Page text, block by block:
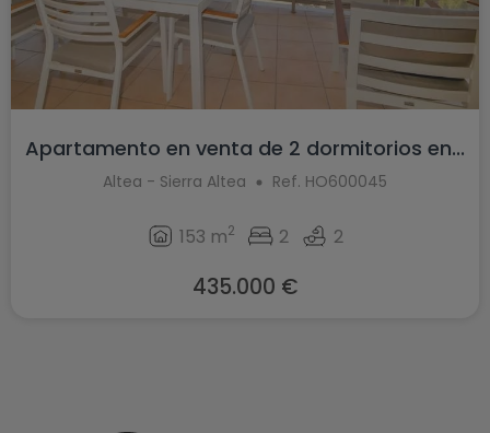
Apartamento en venta de 2 dormitorios en...
Altea - Sierra Altea Ref. HO600045
153 m2 2 2
435.000 €